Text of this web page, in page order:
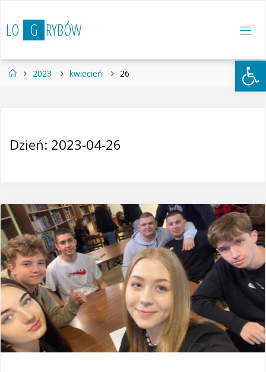
do
treści
LO G RYBÓW
Strona2023 kwiecień 26
Dzień: 2023-04-26